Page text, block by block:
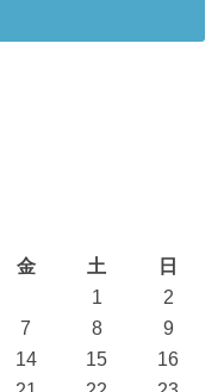
金 土 日
1
2
7 8
9
14 15
16